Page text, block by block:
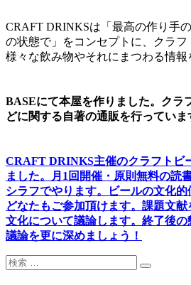
ー
シ
ン
CRAFT DRINKSは「最高の作り手
の状態で」をコンセプトに、クラ
様々な飲み物やそれにまつわる情
BASEにて本屋を作りました。クラ
どに関する自著の通販を行っていま
CRAFT DRINKS主催のクラフトビ
ました。
月1回開催・原則無料の読
シラフでやります。
ビールの文化
どなたもご参加頂けます。 課題文献
文化について議論します。 終了後の
議論を更に深めましょう！
検
検